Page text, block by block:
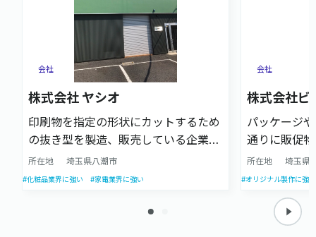
株式会社 ヤシオ
印刷物を指定の形状にカットするため
の抜き型を製造、販売している企業で
す。創業50年超の知見に最先端の機械
技術を積極的に取り入れ、最適な加工
所在地 埼玉県八潮市
会社
#化粧品業界に強い #家電業界に強い
株式会社ビ
パッケージ
通りに販促
作会社です
く、構造設
ただけます。
所在地 埼玉県
会社
#オリジナル製作に強い